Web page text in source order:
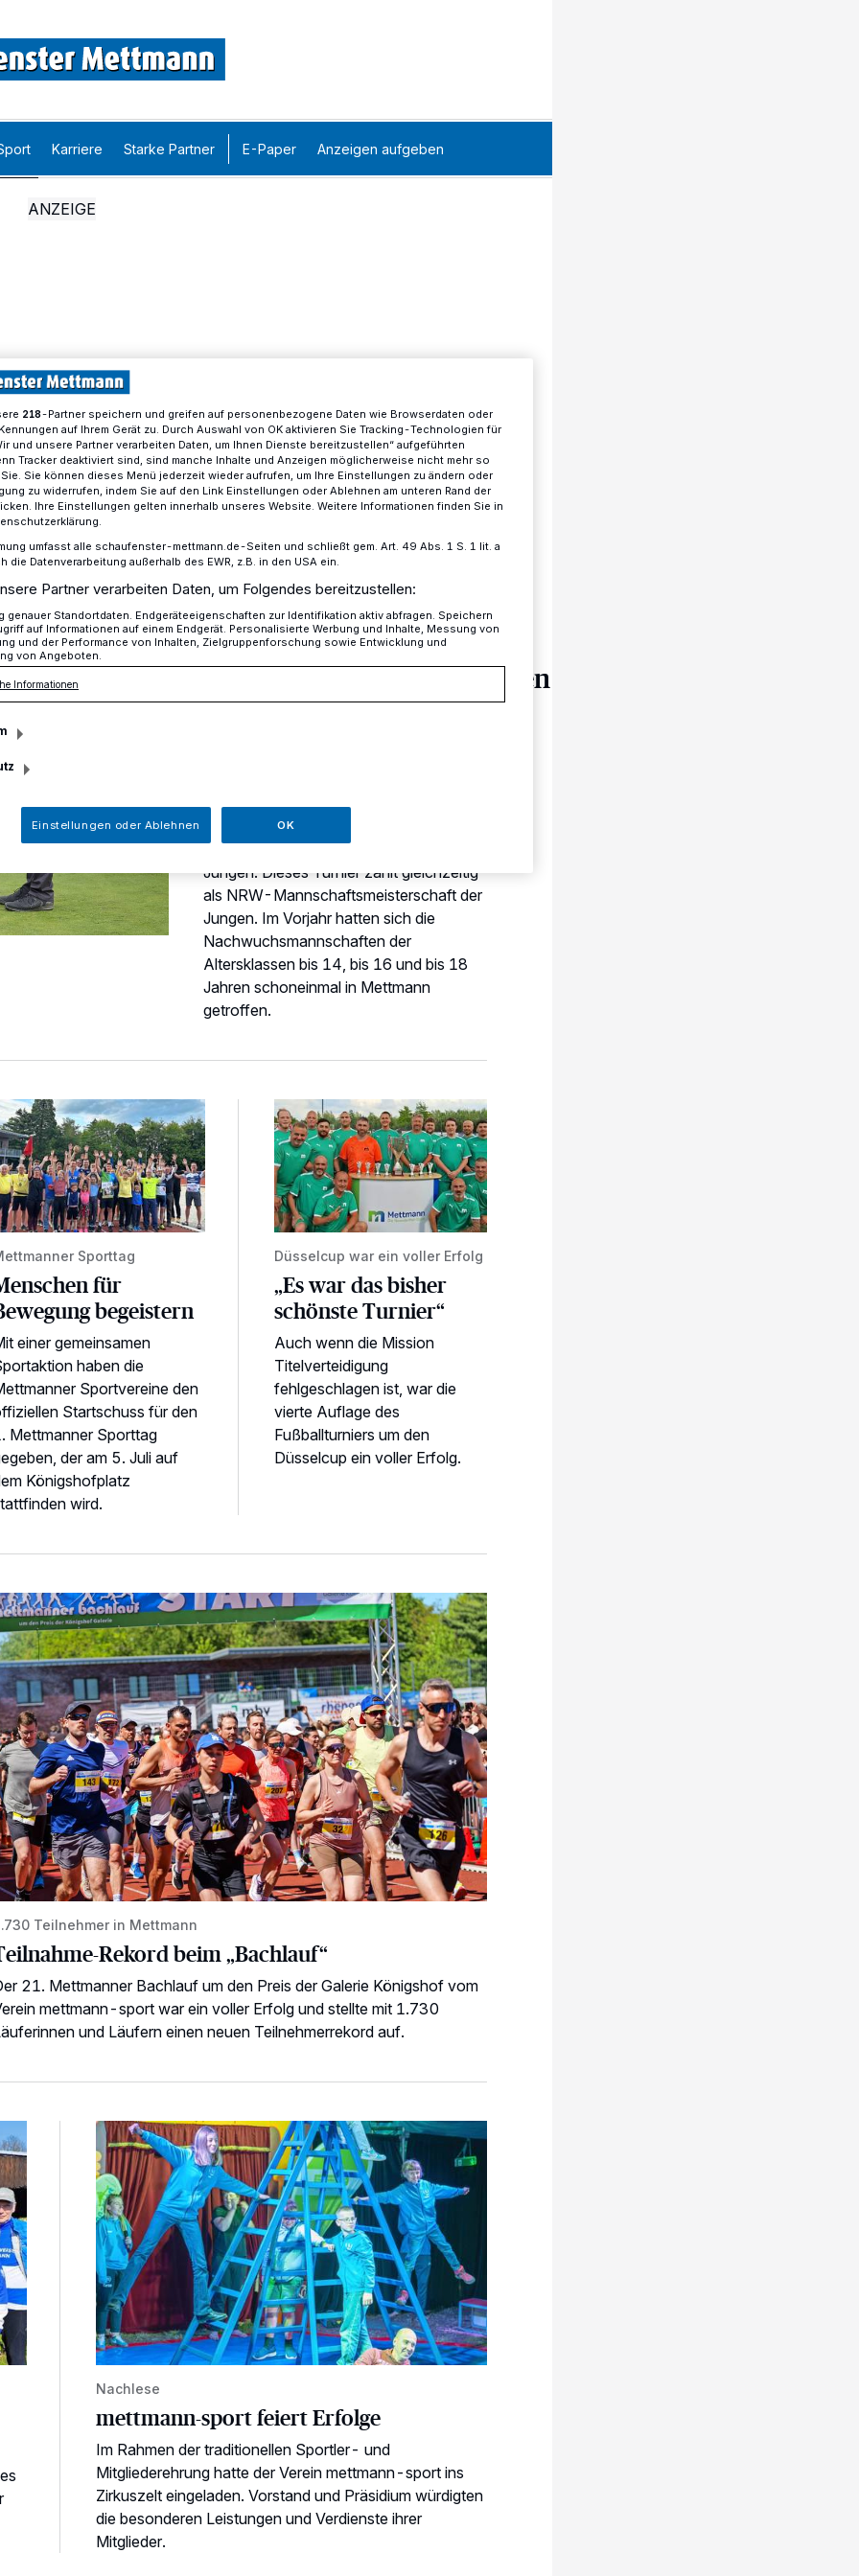
Karriere Starke Partner E-Paper Anzeigen aufgeben
Golfclub Mettmann Am 11. und 12. Juli 2026
Deutsche
Mannschaftsmeisterschaften
der Jungen im Golfclub
12. Juli 2026 erneut Gastgeber für das
Regionalfinale der Deutschen
Mannschaftsmeisterschaften der
Jungen. Dieses Turnier zählt gleichzeitig
als NRW-Mannschaftsmeisterschaft der
Jungen. Im Vorjahr hatten sich die
Nachwuchsmannschaften der
Altersklassen bis 14, bis 16 und bis 18
Jahren schoneinmal in Mettmann
getroffen.
für Bewegung begeistern
Sporttag
für
begeistern
einer gemeinsamen
haben die
Sportvereine den
Startschuss für den
Mettmanner Sporttag
der am 5. Juli auf
Königshofplatz
wird.
„Es war das bisher schönste Turnier“
Düsselcup war ein voller Erfolg
„Es war das bisher
schönste Turnier“
Auch wenn die Mission
Titelverteidigung
fehlgeschlagen ist, war die
vierte Auflage des
Fußballturniers um den
Düsselcup ein voller Erfolg.
Rekord beim „Bachlauf“
Teilnehmer in Mettmann
Rekord beim „Bachlauf“
21. Mettmanner Bachlauf um den Preis der Galerie Königshof vom
mettmann-sport war ein voller Erfolg und stellte mit 1.730
und Läufern einen neuen Teilnehmerrekord auf.
mettmann-sport feiert Erfolge
Nachlese
mettmann-sport feiert Erfolge
Im Rahmen der traditionellen Sportler- und
Mitgliederehrung hatte der Verein mettmann-sport ins
Zirkuszelt eingeladen. Vorstand und Präsidium würdigten
die besonderen Leistungen und Verdienste ihrer
Mitglieder.
218-Partner speichern und greifen auf personenbezogene Daten wie Browserdaten oder
auf Ihrem Gerät zu. Durch Auswahl von OK aktivieren Sie Tracking-Technologien für
und unsere Partner verarbeiten Daten, um Ihnen Dienste bereitzustellen“ aufgeführten
Tracker deaktiviert sind, sind manche Inhalte und Anzeigen möglicherweise nicht mehr so
Sie können dieses Menü jederzeit wieder aufrufen, um Ihre Einstellungen zu ändern oder
zu widerrufen, indem Sie auf den Link Einstellungen oder Ablehnen am unteren Rand der
Ihre Einstellungen gelten innerhalb unseres Website. Weitere Informationen finden Sie in
umfasst alle schaufenster-mettmann.de-Seiten und schließt gem. Art. 49 Abs. 1 S. 1 lit. a
die Datenverarbeitung außerhalb des EWR, z.B. in den USA ein.
Partner verarbeiten Daten, um Folgendes bereitzustellen:
genauer Standortdaten. Endgeräteeigenschaften zur Identifikation aktiv abfragen. Speichern
auf Informationen auf einem Endgerät. Personalisierte Werbung und Inhalte, Messung von
und der Performance von Inhalten, Zielgruppenforschung sowie Entwicklung und
von Angeboten.
Informationen
Einstellungen oder Ablehnen OK